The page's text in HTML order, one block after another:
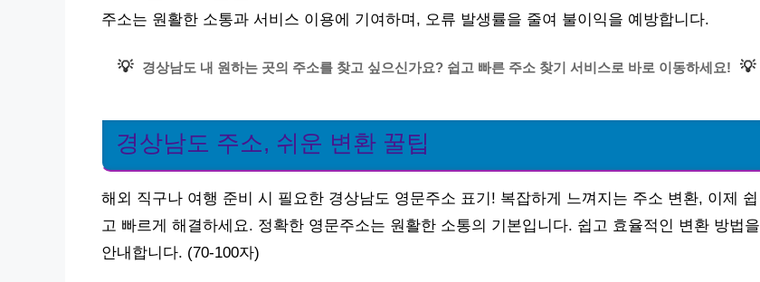
주소는 원활한 소통과 서비스 이용에 기여하며, 오류 발생률을 줄여 불이익을 예방합니다.
💡 경상남도 내 원하는 곳의 주소를 찾고 싶으신가요? 쉽고 빠른 주소 찾기 서비스로 바로 이동하세요! 💡
경상남도 주소, 쉬운 변환 꿀팁
해외 직구나 여행 준비 시 필요한 경상남도 영문주소 표기! 복잡하게 느껴지는 주소 변환, 이제 쉽
고 빠르게 해결하세요. 정확한 영문주소는 원활한 소통의 기본입니다. 쉽고 효율적인 변환 방법을
안내합니다. (70-100자)